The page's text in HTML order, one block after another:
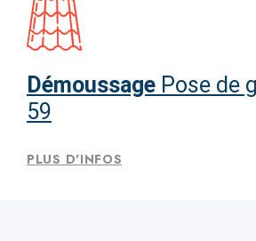
Démoussage Pose de
59
PLUS D'INFOS